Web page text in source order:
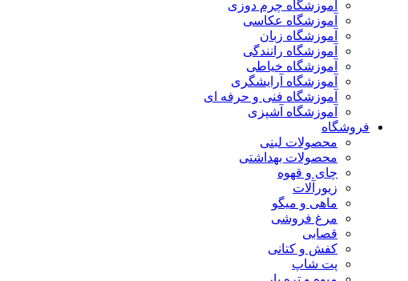
آموزشگاه چرم دوزی
آموزشگاه عکاسی
آموزشگاه زبان
آموزشگاه رانندگی
آموزشگاه خیاطی
آموزشگاه آرایشگری
آموزشگاه فنی و حرفه ای
آموزشگاه آشپزی
فروشگاه
محصولات لبنی
محصولات بهداشتی
چای و قهوه
زیورآلات
ماهی و میگو
مرغ فروشی
قصابی
کفش و کتانی
پت شاپ